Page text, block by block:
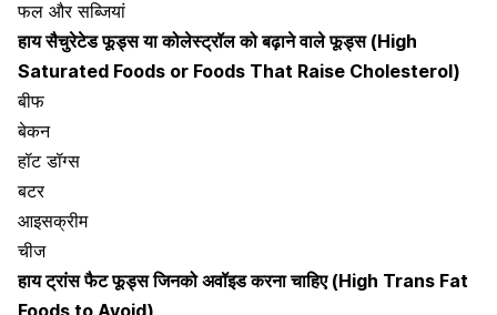
फल और सब्जियां
हाय सैचुरेटेड फूड्स या कोलेस्ट्रॉल को बढ़ाने वाले फूड्स (High
Saturated Foods or Foods That Raise Cholesterol)
बीफ
बेकन
हॉट डॉग्स
बटर
आइसक्रीम
चीज
हाय ट्रांस फैट फूड्स जिनको अवॉइड करना चाहिए (High Trans Fat
Foods to Avoid)